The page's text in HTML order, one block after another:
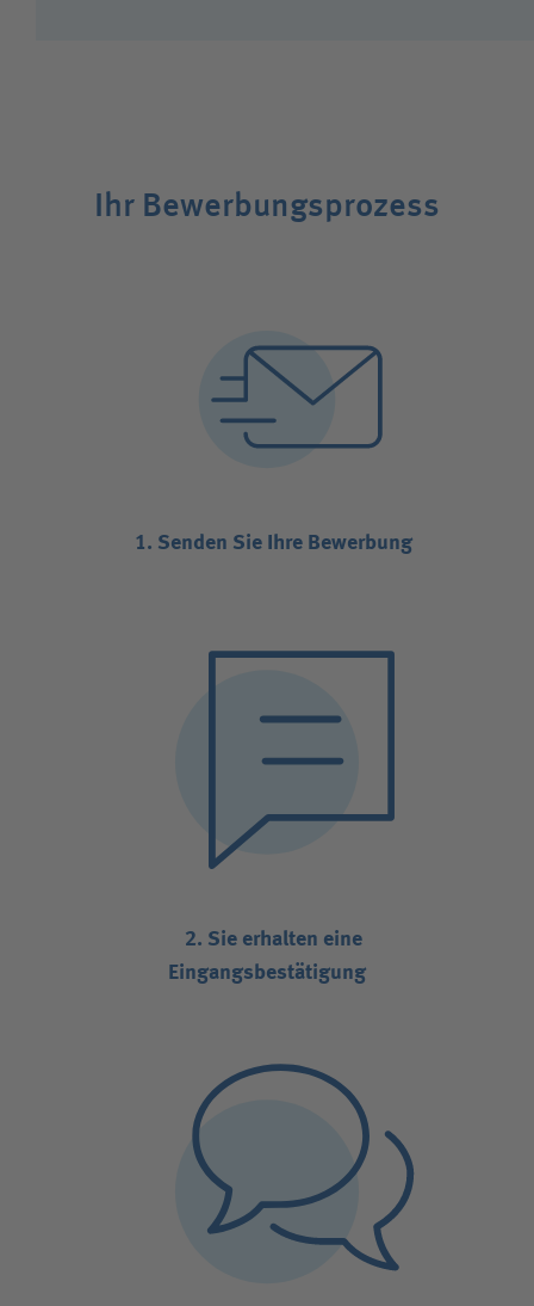
Ihr Bewerbungsprozess
1. Senden Sie Ihre Bewerbung
2. Sie erhalten eine
Eingangsbestätigung